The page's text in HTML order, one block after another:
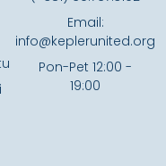
Email:
info@keplerunited.org
Pon-Pet 12:00 -
19:00